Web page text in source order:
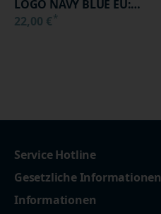
LOGO NAVY BLUE EU:
29/30
22,00 €*
Service Hotline
Gesetzliche Informationen
Informationen